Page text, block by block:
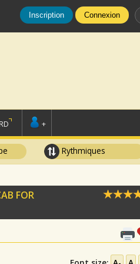
Inscription Connexion
+
Rythmiques
FOR